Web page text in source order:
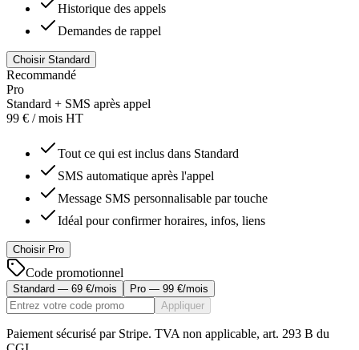
Historique des appels
Demandes de rappel
Choisir Standard
Recommandé
Pro
Standard + SMS après appel
99 € / mois HT
Tout ce qui est inclus dans Standard
SMS automatique après l'appel
Message SMS personnalisable par touche
Idéal pour confirmer horaires, infos, liens
Choisir Pro
Code promotionnel
Standard — 69 €/mois
Pro — 99 €/mois
Appliquer
Paiement sécurisé par Stripe. TVA non applicable, art. 293 B du